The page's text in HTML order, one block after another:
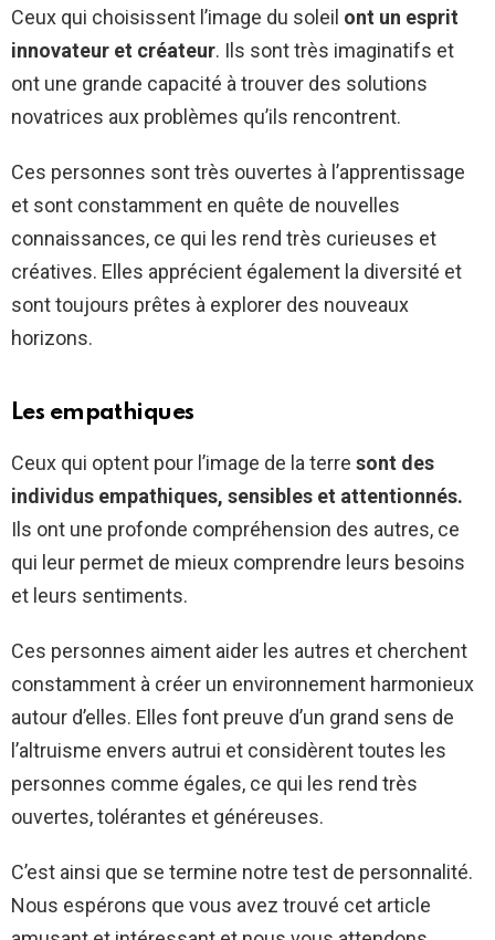
Ceux qui choisissent l’image du soleil ont un esprit
innovateur et créateur. Ils sont très imaginatifs et
ont une grande capacité à trouver des solutions
novatrices aux problèmes qu’ils rencontrent.
Ces personnes sont très ouvertes à l’apprentissage
et sont constamment en quête de nouvelles
connaissances, ce qui les rend très curieuses et
créatives. Elles apprécient également la diversité et
sont toujours prêtes à explorer des nouveaux
horizons.
Les empathiques
Ceux qui optent pour l’image de la terre sont des
individus empathiques, sensibles et attentionnés.
Ils ont une profonde compréhension des autres, ce
qui leur permet de mieux comprendre leurs besoins
et leurs sentiments.
Ces personnes aiment aider les autres et cherchent
constamment à créer un environnement harmonieux
autour d’elles. Elles font preuve d’un grand sens de
l’altruisme envers autrui et considèrent toutes les
personnes comme égales, ce qui les rend très
ouvertes, tolérantes et généreuses.
C’est ainsi que se termine notre test de personnalité.
Nous espérons que vous avez trouvé cet article